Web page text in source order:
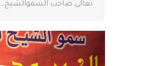
تعالى صاحب السموالشيخ…